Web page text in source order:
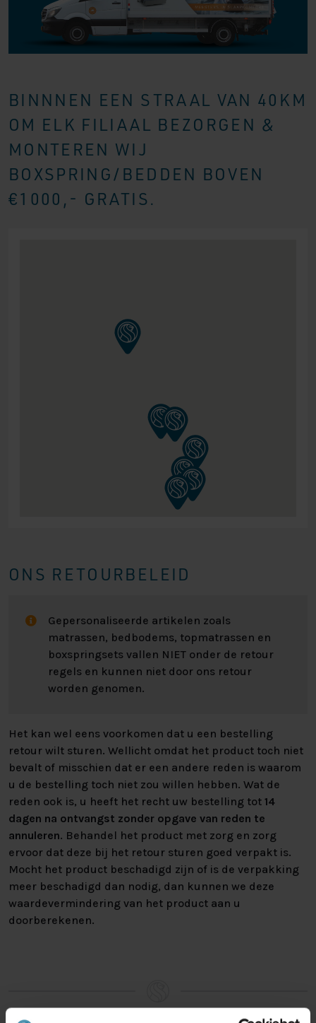
BINNNEN EEN STRAAL VAN 40KM
OM ELK FILIAAL BEZORGEN &
MONTEREN WIJ
BOXSPRING/BEDDEN BOVEN
€1000,- GRATIS.
ONS RETOURBELEID
Gepersonaliseerde artikelen zoals
matrassen, bedbodems, topmatrassen en
boxspringsets vallen NIET onder de retour
regels en kunnen niet door ons retour
worden genomen.
Het kan wel eens voorkomen dat u een bestelling
retour wilt sturen. Wellicht omdat het product toch niet
bevalt of misschien dat er een andere reden is waarom
u de bestelling toch niet zou willen hebben. Wat de
reden ook is, u heeft het recht uw bestelling tot 14
dagen na ontvangst zonder opgave van reden te
annuleren. Behandel het product met zorg en zorg
ervoor dat deze bij het retour sturen goed verpakt is.
Mocht het product beschadigd zijn of is de verpakking
meer beschadigd dan nodig, dan kunnen we deze
waardevermindering van het product aan u
doorberekenen.